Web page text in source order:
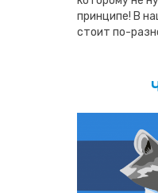
принципе! В
стоит по-